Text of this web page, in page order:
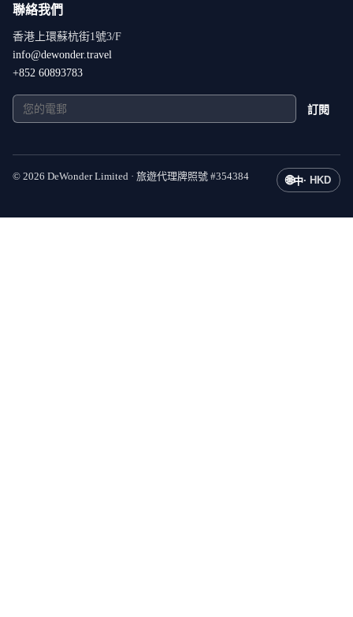
聯絡我們
香港上環蘇杭街1號3/F
info@dewonder.travel
+852 60893783
訂閱
© 2026 DeWonder Limited · 旅遊代理牌照號 #354384 🌐中· HKD